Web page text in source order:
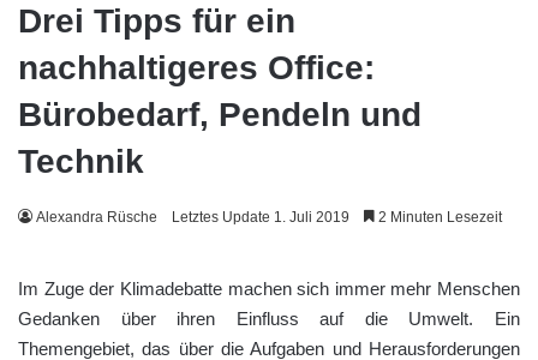
Drei Tipps für ein
nachhaltigeres Office:
Bürobedarf, Pendeln und
Technik
Alexandra Rüsche Letztes Update 1. Juli 2019 2 Minuten Lesezeit
Im Zuge der Klimadebatte machen sich immer mehr Menschen
Gedanken über ihren Einfluss auf die Umwelt. Ein
Themengebiet, das über die Aufgaben und Herausforderungen